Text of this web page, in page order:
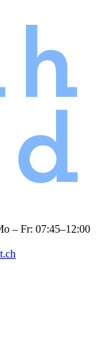
– Fr: 07:45–12:00